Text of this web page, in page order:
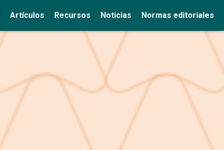
Artículos Recursos Noticias Normas editoriales